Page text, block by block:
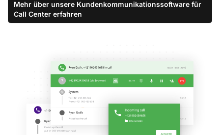
Mehr über unsere Kundenkommunikationssoftware für
Call Center erfahren